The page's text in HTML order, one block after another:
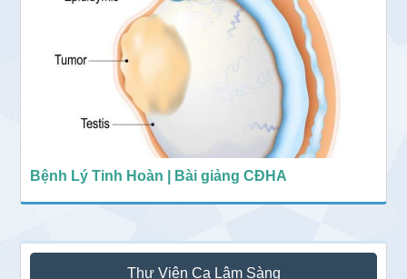
Bệnh Lý Tinh Hoàn | Bài giảng CĐHA
Thư Viện Ca Lâm Sàng